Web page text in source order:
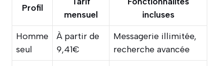
Profil
mensuel
incluses
Homme
seul
À partir de
9,41€
Messagerie illimitée,
recherche avancée